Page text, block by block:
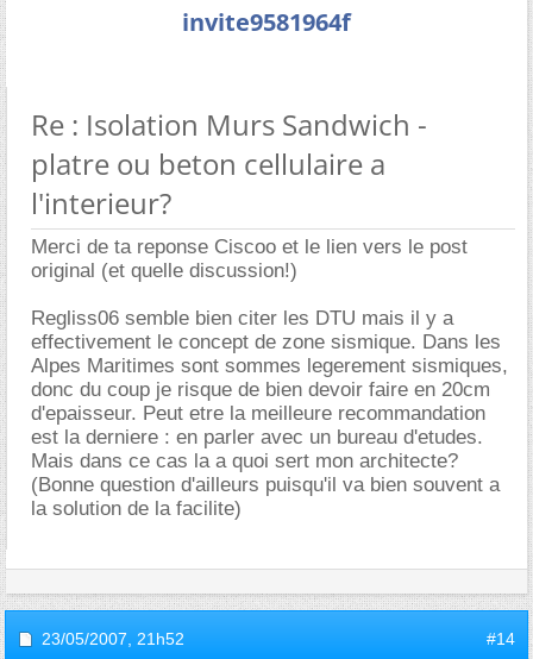
invite9581964f
Re : Isolation Murs Sandwich -
platre ou beton cellulaire a
l'interieur?
Merci de ta reponse Ciscoo et le lien vers le post
original (et quelle discussion!)
Regliss06 semble bien citer les DTU mais il y a
effectivement le concept de zone sismique. Dans les
Alpes Maritimes sont sommes legerement sismiques,
donc du coup je risque de bien devoir faire en 20cm
d'epaisseur. Peut etre la meilleure recommandation
est la derniere : en parler avec un bureau d'etudes.
Mais dans ce cas la a quoi sert mon architecte?
(Bonne question d'ailleurs puisqu'il va bien souvent a
la solution de la facilite)
23/05/2007, 21h52 #14